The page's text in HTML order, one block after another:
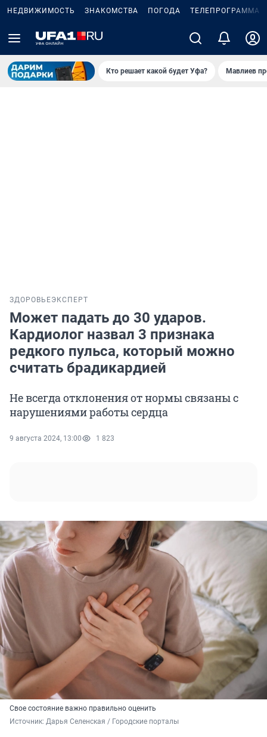
НЕДВИЖИМОСТЬ ЗНАКОМСТВА ПОГОДА ТЕЛЕПРОГРАММА
Кто решает какой будет Уфа? Мавлиев
ЗДОРОВЬЕЭКСПЕРТ
Может падать до 30 ударов.
Кардиолог назвал 3 признака
редкого пульса, который можно
считать брадикардией
Не всегда отклонения от нормы связаны с
нарушениями работы сердца
9 августа 2024, 13:00 1 823
Свое состояние важно правильно оценить
Источник: Дарья Селенская / Городские порталы